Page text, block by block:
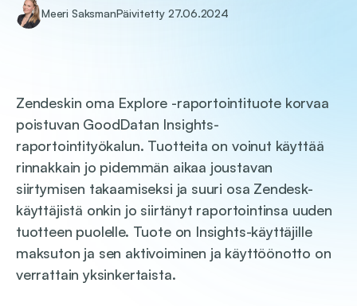
Meeri SaksmanPäivitetty 27.06.2024
Zendeskin oma Explore -raportointituote korvaa
poistuvan GoodDatan Insights-
raportointityökalun. Tuotteita on voinut käyttää
rinnakkain jo pidemmän aikaa joustavan
siirtymisen takaamiseksi ja suuri osa Zendesk-
käyttäjistä onkin jo siirtänyt raportointinsa uuden
tuotteen puolelle. Tuote on Insights-käyttäjille
maksuton ja sen aktivoiminen ja käyttöönotto on
verrattain yksinkertaista.